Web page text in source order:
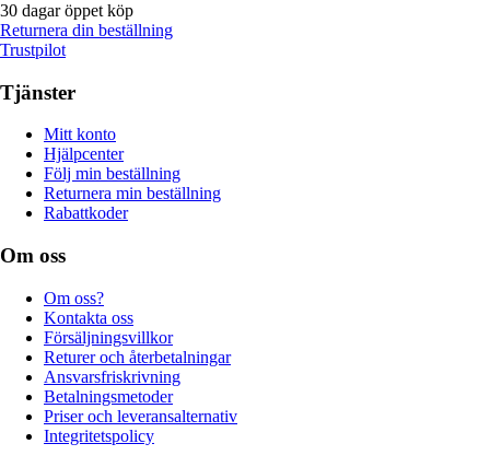
30 dagar öppet köp
Returnera din beställning
Trustpilot
Tjänster
Mitt konto
Hjälpcenter
Följ min beställning
Returnera min beställning
Rabattkoder
Om oss
Om oss?
Kontakta oss
Försäljningsvillkor
Returer och återbetalningar
Ansvarsfriskrivning
Betalningsmetoder
Priser och leveransalternativ
Integritetspolicy